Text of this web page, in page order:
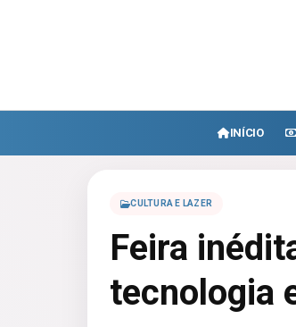
INÍCIO
CULTURA E LAZER
Feira
tecnologia